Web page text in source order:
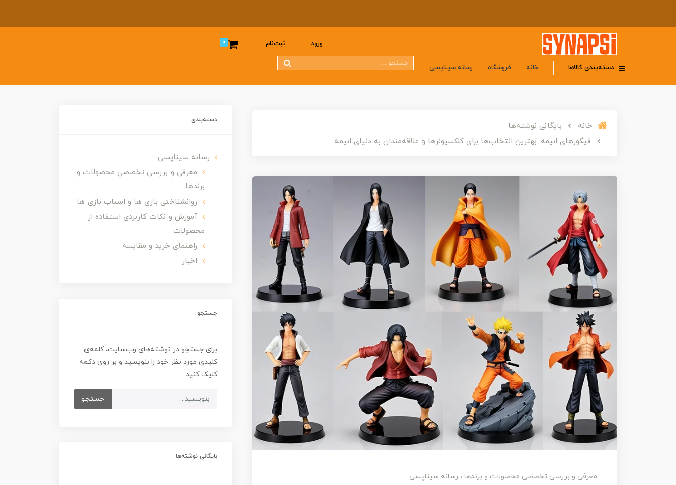
ورود ثبت‌نام 0
دسته‌بندی کالاها خانه فروشگاه رسانه سیناپسی
خانه
بایگانی نوشته‌ها
فیگورهای انیمه: بهترین انتخاب‌ها برای کلکسیونرها و علاقه‌مندان به دنیای انیمه
معرفی و بررسی تخصصی محصولات و برندها رسانه سیناپسی
دسته‌بندی
رسانه سیناپسی
معرفی و بررسی تخصصی محصولات و
برندها
روانشناختی بازی ها و اسباب بازی ها
آموزش و نکات کاربردی استفاده از
محصولات
راهنمای خرید و مقایسه
اخبار
جستجو
برای جستجو در نوشته‌های وب‌سایت، کلمه‌ی
کلیدی مورد نظر خود را بنویسید و بر روی دکمه
کلیک کنید.
جستجو
بایگانی نوشته‌ها